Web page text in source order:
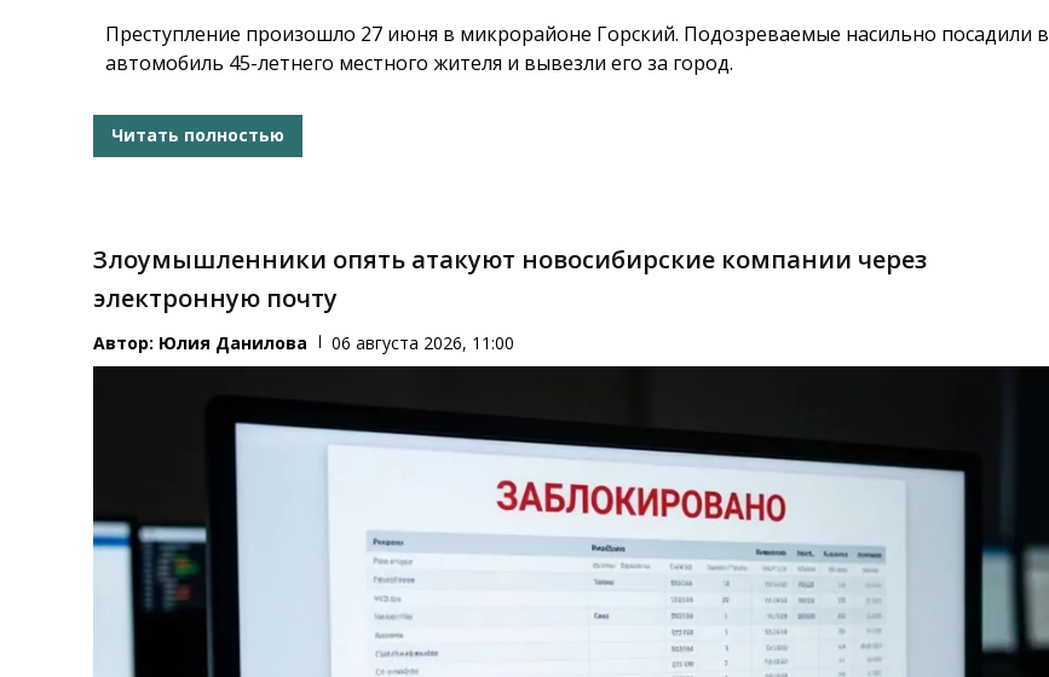
Преступление произошло 27 июня в микрорайоне Горский. Подозреваемые насильно посадили в
автомобиль 45-летнего местного жителя и вывезли его за город.
Читать полностью
Злоумышленники опять атакуют новосибирские компании через
электронную почту
Автор: Юлия Данилова 06 августа 2026, 11:00